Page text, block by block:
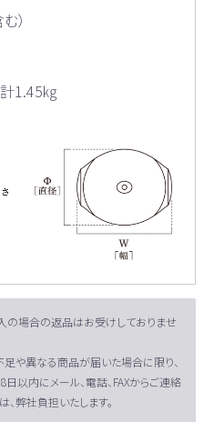
）
1.45㎏
の場合の返品はお受けしておりませ
や異なる商品が届いた場合に限り、
以内にメール、電話、FAXからご連絡
弊社負担いたします。